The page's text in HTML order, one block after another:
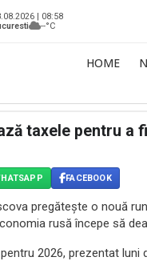
| 08:58
--°C
HOME
taxele pentru a
FACEBOOK
pregăteşte o nouă
rusă începe să
2026, prezentat luni